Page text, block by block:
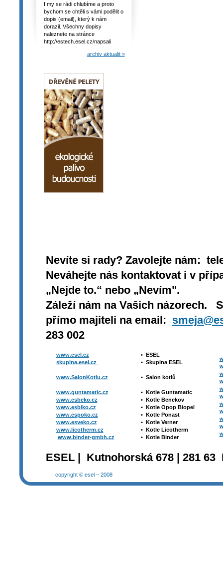
I my se rádi chlubíme a proto
bychom se chtěli s vámi podělit o
dopis (email), který k nám
dorazil. Všechny dopisy
naleznete na stránce
http://estech.esel.cz/napsali
archiv aktualit »
Nevíte si rady? Zavolejte nám:
Neváhejte nás kontaktovat i v
„Nejde to.“ nebo „Nevím".
Záleží nám na Vašich názorech.
přímo majiteli na email:
283 002
www.esel.cz
skupina.esel.cz
www.SalonKotlu.cz
www.guntamatic.cz
www.esbeko.cz
www.esbiko.cz
www.espoko.cz
www.esveko.cz
www.licotherm.cz
www.binder-gmbh.cz
• ESEL
• Skupina ESEL
• Salon kotlů
• Kotle Guntamatic
• Kotle Benekov
• Kotle Opop Biopel
• Kotle Ponast
• Kotle Verner
• Kotle Licotherm
• Kotle Binder
ESEL | Kutnohorská 678 | 281
copyright © esel – 2008